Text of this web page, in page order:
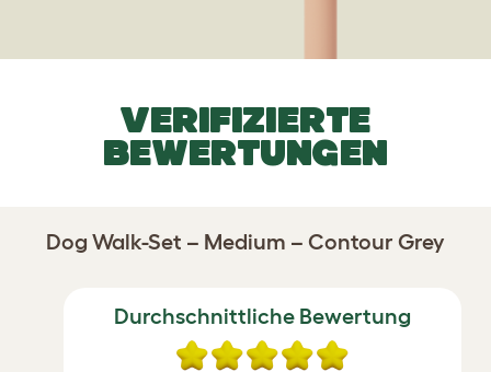
VERIFIZIERTE
BEWERTUNGEN
Dog Walk-Set – Medium – Contour Grey
Durchschnittliche Bewertung